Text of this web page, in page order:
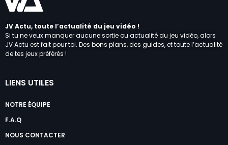
JV Actu, toute l’actualité du jeu vidéo !
Si tu ne veux manquer aucune sortie ou actualité du jeu vidéo, alors
JV Actu est fait pour toi. Des bons plans, des guides, et toute l’actualité
de tes jeux préférés !
LIENS UTILES
NOTRE ÉQUIPE
F.A.Q
NOUS CONTACTER